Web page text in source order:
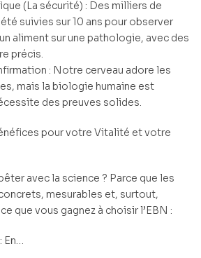
(La sécurité) : Des milliers de
suivies sur 10 ans pour observer
aliment sur une pathologie, avec des
précis.
: Notre cerveau adore les
mais la biologie humaine est
des preuves solides.
pour votre Vitalité et votre
avec la science ? Parce que les
mesurables et, surtout,
que vous gagnez à choisir l’EBN :
En…